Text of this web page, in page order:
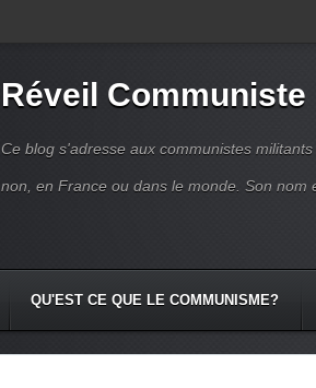
Réveil Communiste
Ce blog s'adresse aux communistes
non, en France ou dans le monde. Son nom
QU'EST CE QUE LE COMMUNISME?